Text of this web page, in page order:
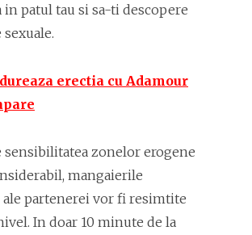
in patul tau si sa-ti descopere
erectia cu Adamour
sensibilitatea zonelor erogene
mangaierile
ale partenerei vor fi resimtite
In doar 10 minute de la